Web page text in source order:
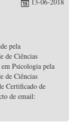
pela
de Ciências
Psicologia pela
de Ciências
Certificado de
de email: